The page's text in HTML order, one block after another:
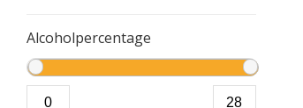
Alcoholpercentage